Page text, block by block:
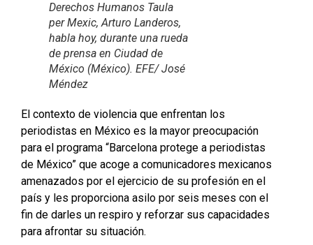
Derechos Humanos Taula
per Mexic, Arturo Landeros,
habla hoy, durante una rueda
de prensa en Ciudad de
México (México). EFE/ José
Méndez
El contexto de violencia que enfrentan los
periodistas en México es la mayor preocupación
para el programa “Barcelona protege a periodistas
de México” que acoge a comunicadores mexicanos
amenazados por el ejercicio de su profesión en el
país y les proporciona asilo por seis meses con el
fin de darles un respiro y reforzar sus capacidades
para afrontar su situación.